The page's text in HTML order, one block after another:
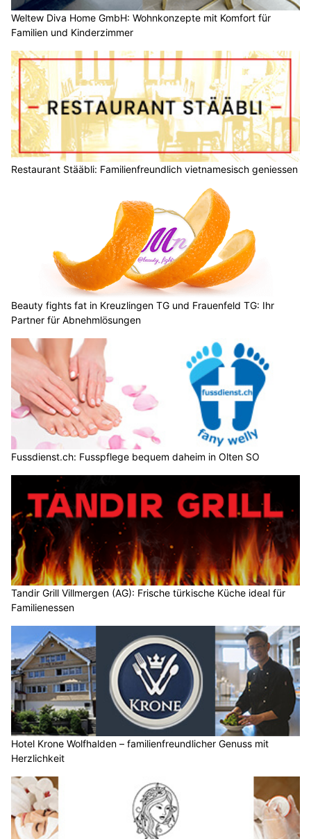
Weltew Diva Home GmbH: Wohnkonzepte mit Komfort für
Familien und Kinderzimmer
Restaurant Stääbli: Familienfreundlich vietnamesisch geniessen
Beauty fights fat in Kreuzlingen TG und Frauenfeld TG: Ihr
Partner für Abnehmlösungen
Fussdienst.ch: Fusspflege bequem daheim in Olten SO
Tandir Grill Villmergen (AG): Frische türkische Küche ideal für
Familienessen
Hotel Krone Wolfhalden – familienfreundlicher Genuss mit
Herzlichkeit